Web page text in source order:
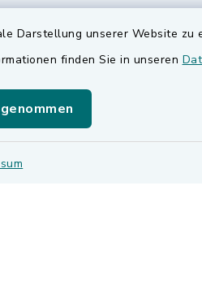
Darstellung unserer Website
finden Sie in unseren